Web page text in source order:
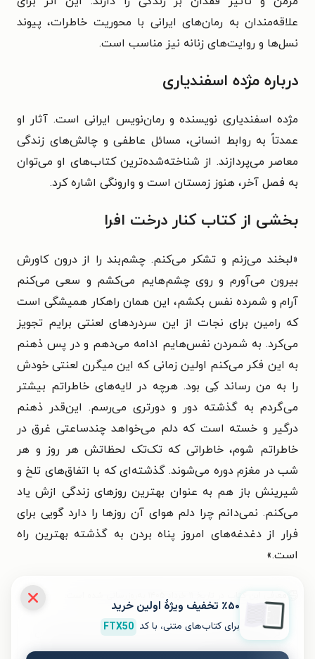
علاقه‌مندان به رمان‌های ایرانی با محوریت خاطرات، پیوند
نسل‌ها و روایت‌های زنانه نیز مناسب است.
درباره مژده اسفندیاری‌
مژده اسفندیاری‌ نویسنده و رمان‌نویس ایرانی است. آثار او
عمدتاً به روابط انسانی، مسائل عاطفی و چالش‌های زندگی
معاصر می‌پردازند. از شناخته‌شده‌ترین کتاب‌های او می‌توان
به فصل آخر، هنوز زمستان است و وارونگی اشاره کرد.
بخشی از کتاب کنار درخت افرا
«لبخند می‌زنم و تشکر می‌کنم. چشم‌بند را از درون کاورش
بیرون می‌آورم و روی چشم‌هایم می‌کشم و سعی می‌کنم
آرام و شمرده نفس بکشم، این همان راهکار همیشگی است
که رامین برای نجات از این سردردهای لعنتی برایم تجویز
می‌کرد. به شمردن نفس‌هایم ادامه می‌دهم و در پس ذهنم
به این فکر می‌کنم اولین زمانی که این میگرن لعنتی خودش
را به من رساند کِی بود. هرچه در لایه‌های خاطراتم بیشتر
می‌گردم به گذشته دور و دورتری می‌رسم. این‌قدر ذهنم
درگیر و خسته است که دلم می‌خواهد چندساعتی غرق در
خاطراتم شوم، خاطراتی که تک‌تک لحظاتش هر روز و هر
شب در مغزم دوره می‌شوند. گذشته‌ای که با اتفاق‌های تلخ و
شیرینش باز هم به عنوان بهترین روزهای زندگی ازش یاد
می‌کنم. نمی‌دانم چرا دلم هوای آن روزها را دارد گویی برای
فرار از دغدغه‌های امروز پناه بردن به گذشته بهترین راه
است.»
برای تجربه‌ای بهتر در دانلود کتاب کنار درخت افرا و خواندن
آن، اپلیکیشن طاقچه را به‌صورت رایگان نصب کنید. در
٪۵۰ تخفیف ویژۀ اولین خرید
برای کتاب‌های متنی، با کد FTX50